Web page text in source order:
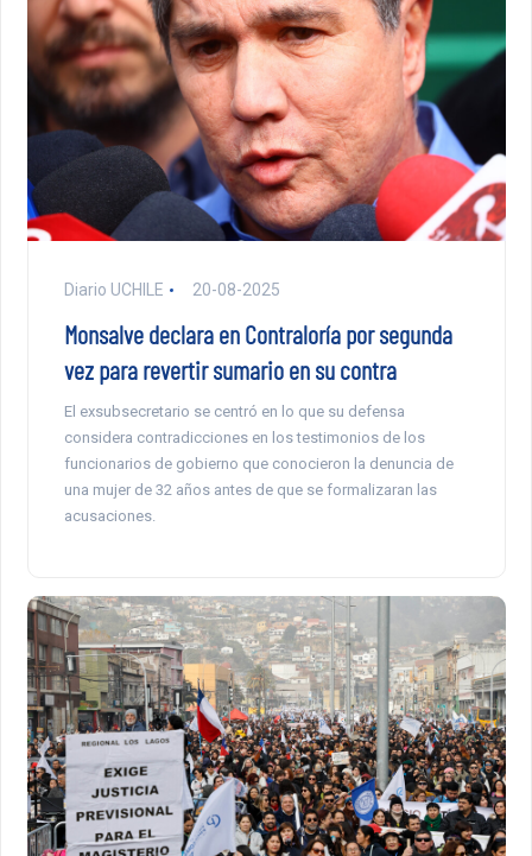
Diario UCHILE 20-08-2025
Monsalve declara en Contraloría por segunda
vez para revertir sumario en su contra
El exsubsecretario se centró en lo que su defensa
considera contradicciones en los testimonios de los
funcionarios de gobierno que conocieron la denuncia de
una mujer de 32 años antes de que se formalizaran las
acusaciones.